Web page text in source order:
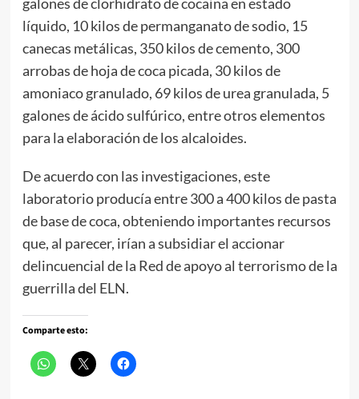
líquido, 10 kilos de permanganato de sodio, 15
canecas metálicas, 350 kilos de cemento, 300
arrobas de hoja de coca picada, 30 kilos de
amoniaco granulado, 69 kilos de urea granulada, 5
galones de ácido sulfúrico, entre otros elementos
para la elaboración de los alcaloides.
De acuerdo con las investigaciones, este
laboratorio producía entre 300 a 400 kilos de pasta
de base de coca, obteniendo importantes recursos
que, al parecer, irían a subsidiar el accionar
delincuencial de la Red de apoyo al terrorismo de la
guerrilla del ELN.
Comparte esto: